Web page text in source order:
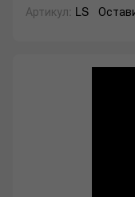
Артикул: LS